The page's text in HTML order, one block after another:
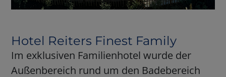
Hotel Reiters Finest Family
Im exklusiven Familienhotel wurde der
Außenbereich rund um den Badebereich